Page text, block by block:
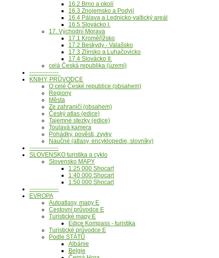
16.2 Brno a okolí
16.3 Znojemsko a Podyjí
16.4 Pálava a Lednicko-valtický areál
16.5 Slovácko I.
17. Východní Morava
17.1 Kroměřížsko
17.2 Beskydy - Valašsko
17.3 Zlínsko a Luhačovicko
17.4 Slovácko II.
celá Česká republika (území)
---------------
KNIHY, PRŮVODCE
O celé České republice (obsahem)
Regiony
Města
Ze zahraničí (obsahem)
Český atlas (edice)
Tajemné stezky (edice)
Toulavá kamera
Pohádky, pověsti, zvyky
Naučné (atlasy, encyklopedie, slovníky)
---------------
SLOVENSKO turistika a cyklo
Slovensko MAPY
1:25 000 Shocart
1:40 000 Shocart
1:50 000 Shocart
---------------
EVROPA
Autoatlasy, mapy E
Cestovní průvodce E
Turistické mapy E
Edice Kompass - turistika
Turistické průvodce E
Podle STÁTŮ
Albánie
Belgie